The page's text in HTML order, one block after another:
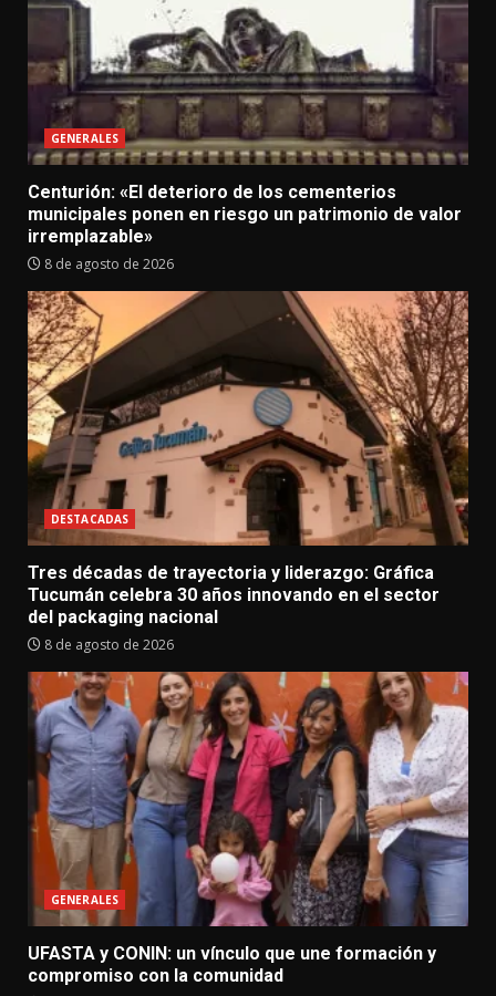
GENERALES
Centurión: «El deterioro de los cementerios
municipales ponen en riesgo un patrimonio de valor
irremplazable»
8 de agosto de 2026
DESTACADAS
Tres décadas de trayectoria y liderazgo: Gráfica
Tucumán celebra 30 años innovando en el sector
del packaging nacional
8 de agosto de 2026
GENERALES
UFASTA y CONIN: un vínculo que une formación y
compromiso con la comunidad